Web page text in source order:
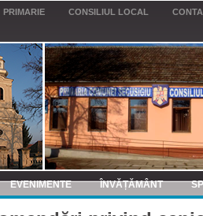
PRIMARIE CONSILIUL LOCAL
EVENIMENTE ÎNVĂȚĂMÂNT